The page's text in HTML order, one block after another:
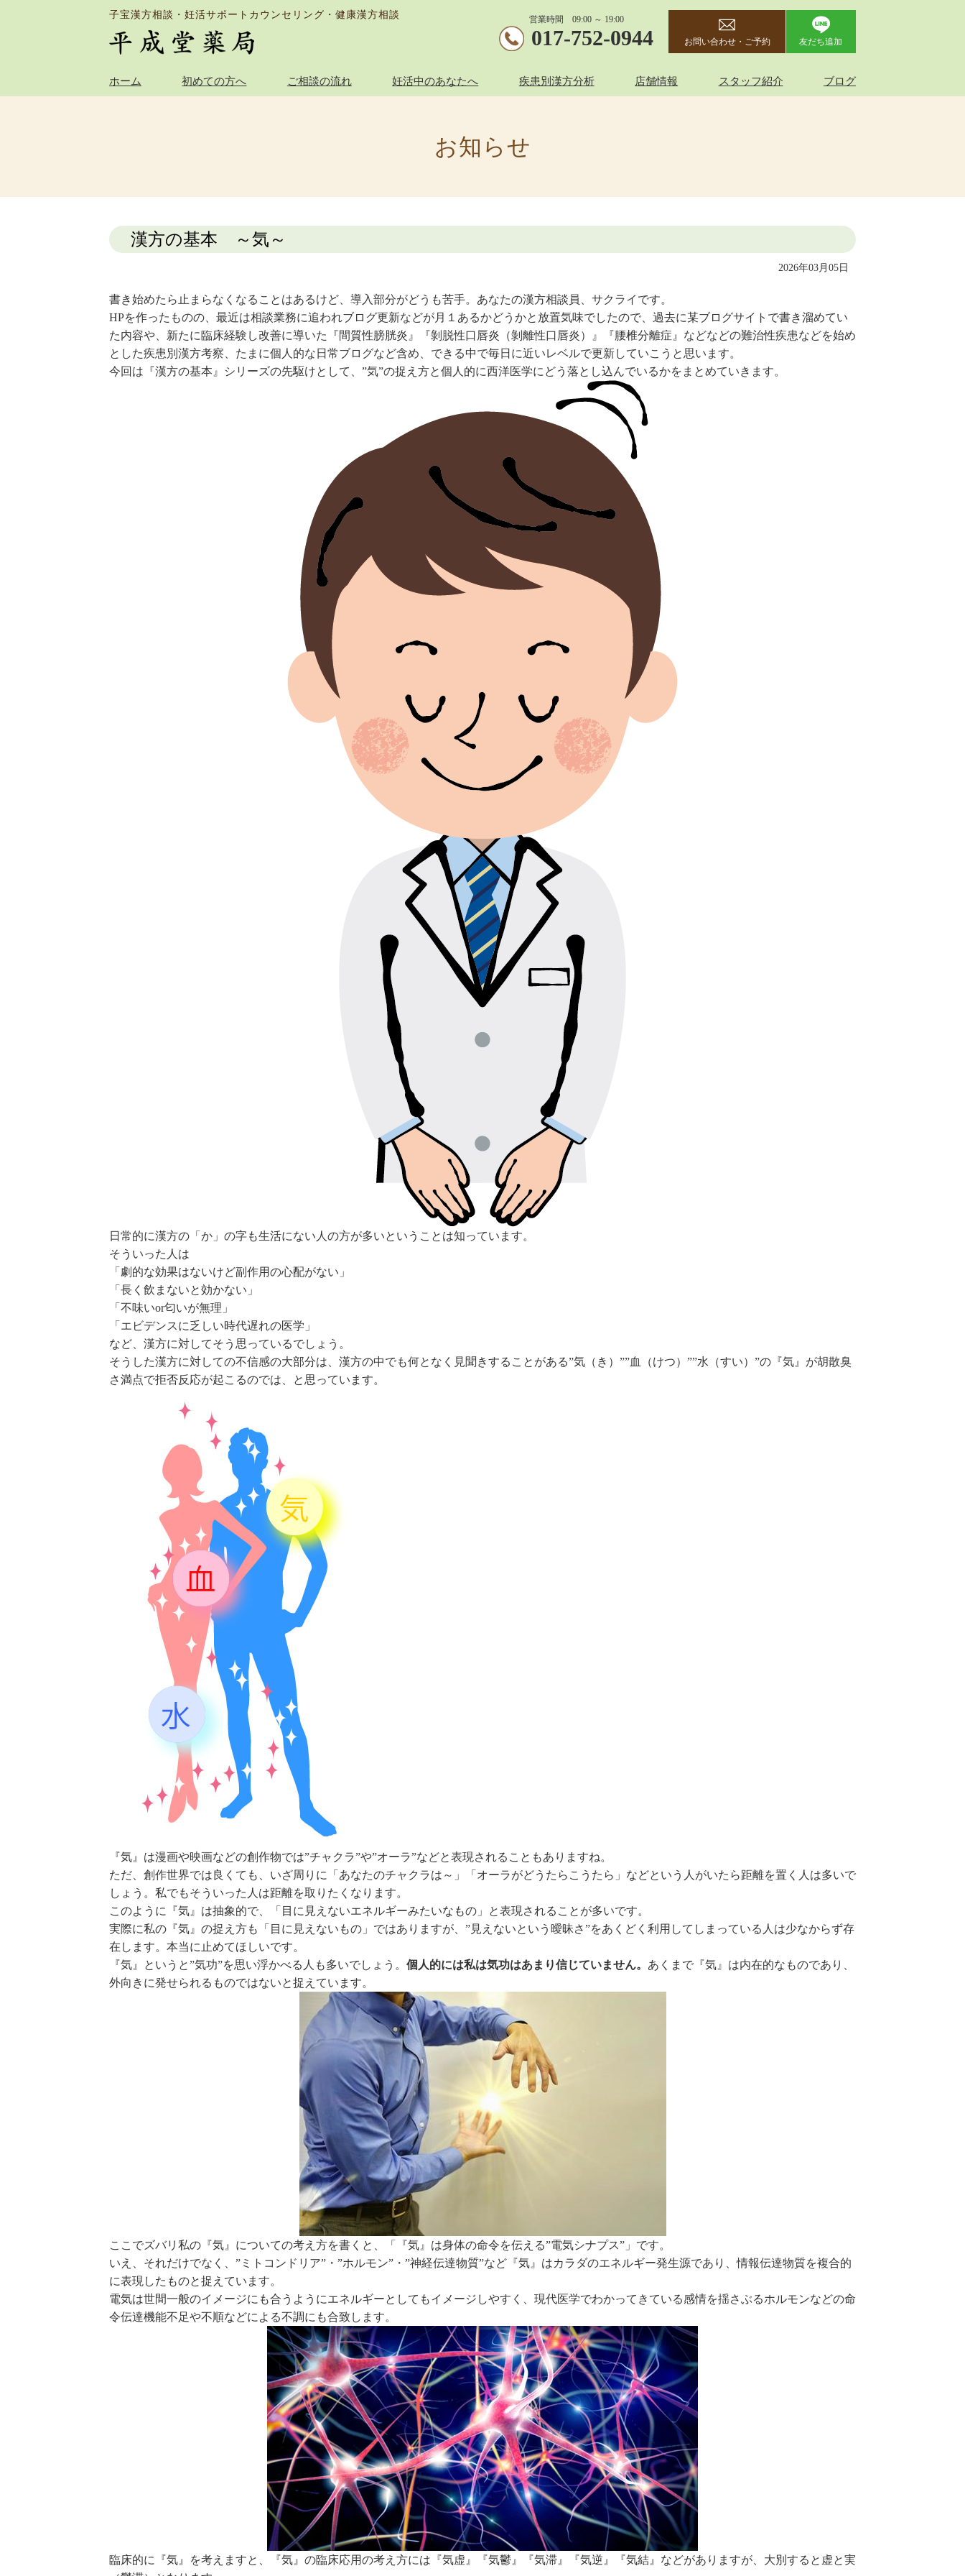
子宝漢方相談・妊活サポートカウンセリング・健康漢方相談 営業時間 09:00 ～ 19:00
017-752-0944 お問い合わせ・ご予約 友だち追加
ホーム 初めての方へ ご相談の流れ 妊活中のあなたへ 疾患別漢方分析 店舗情報 スタッフ紹介 ブログ
お知らせ
漢方の基本 ～気～
2026年03月05日
書き始めたら止まらなくなることはあるけど、導入部分がどうも苦手。あなたの漢方相談員、サクライです。
HPを作ったものの、最近は相談業務に追われブログ更新などが月１あるかどうかと放置気味でしたので、過去に某ブログサイトで書き溜めてい
た内容や、新たに臨床経験し改善に導いた『間質性膀胱炎』『剝脱性口唇炎（剝離性口唇炎）』『腰椎分離症』などなどの難治性疾患などを始め
とした疾患別漢方考察、たまに個人的な日常ブログなど含め、できる中で毎日に近いレベルで更新していこうと思います。
今回は『漢方の基本』シリーズの先駆けとして、”気”の捉え方と個人的に西洋医学にどう落とし込んでいるかをまとめていきます。
日常的に漢方の「か」の字も生活にない人の方が多いということは知っています。
そういった人は
「劇的な効果はないけど副作用の心配がない」
「長く飲まないと効かない」
「不味いor匂いが無理」
「エビデンスに乏しい時代遅れの医学」
など、漢方に対してそう思っているでしょう。
そうした漢方に対しての不信感の大部分は、漢方の中でも何となく見聞きすることがある”気（き）””血（けつ）””水（すい）”の『気』が胡散臭
さ満点で拒否反応が起こるのでは、と思っています。
『気』は漫画や映画などの創作物では”チャクラ”や”オーラ”などと表現されることもありますね。
ただ、創作世界では良くても、いざ周りに「あなたのチャクラは～」「オーラがどうたらこうたら」などという人がいたら距離を置く人は多いで
しょう。私でもそういった人は距離を取りたくなります。
このように『気』は抽象的で、「目に見えないエネルギーみたいなもの」と表現されることが多いです。
実際に私の『気』の捉え方も「目に見えないもの」ではありますが、”見えないという曖昧さ”をあくどく利用してしまっている人は少なからず存
在します。本当に止めてほしいです。
『気』というと”気功”を思い浮かべる人も多いでしょう。 個人的には私は気功はあまり信じていません。 あくまで『気』は内在的なものであり、
外向きに発せられるものではないと捉えています。
ここでズバリ私の『気』についての考え方を書くと、「『気』は身体の命令を伝える”電気シナプス”」です。
いえ、それだけでなく、”ミトコンドリア”・”ホルモン”・”神経伝達物質”など『気』はカラダのエネルギー発生源であり、情報伝達物質を複合的
に表現したものと捉えています。
電気は世間一般のイメージにも合うようにエネルギーとしてもイメージしやすく、現代医学でわかってきている感情を揺さぶるホルモンなどの命
令伝達機能不足や不順などによる不調にも合致します。
臨床的に『気』を考えますと、『気』の臨床応用の考え方には『気虚』『気鬱』『気滞』『気逆』『気結』などがありますが、大別すると虚と実